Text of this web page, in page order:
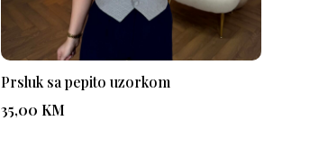
Prsluk sa pepito uzorkom
35,00 KM